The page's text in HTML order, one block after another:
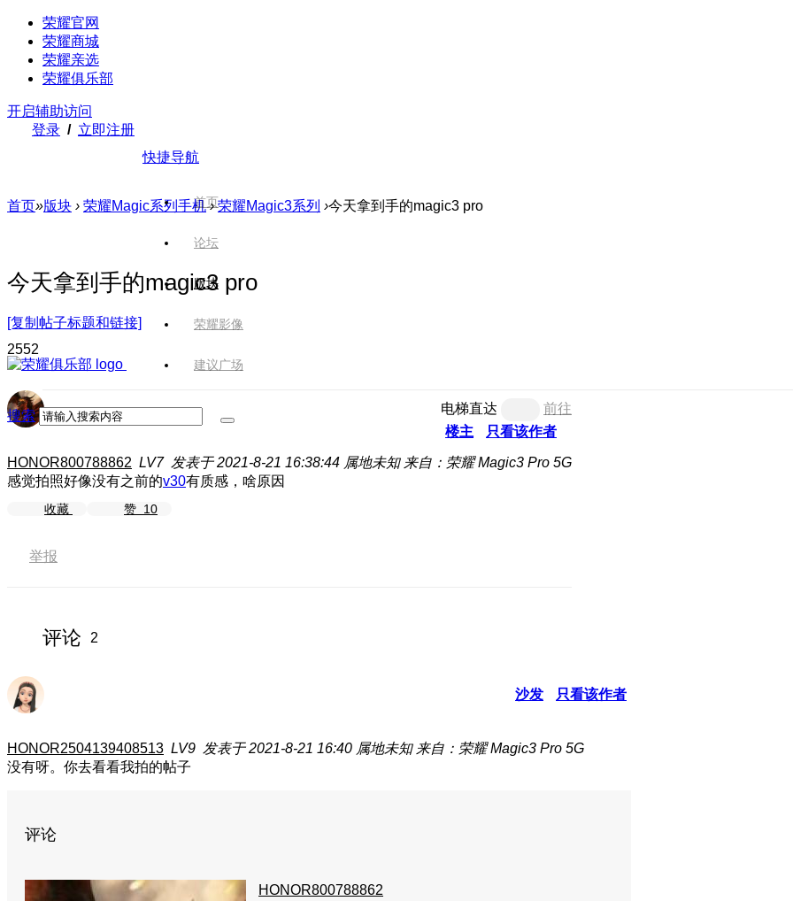
荣耀官网
荣耀商城
荣耀亲选
荣耀俱乐部
开启辅助访问
登录 / 立即注册
快捷导航
首页
论坛
版块
荣耀影像
建议广场
搜索
首页»版块 › 荣耀Magic系列手机 › 荣耀Magic3系列 ›今天拿到手的magic3 pro
今天拿到手的magic3 pro
[复制帖子标题和链接]
2552
电梯直达
前往
楼主
只看该作者
HONOR800788862 LV7 发表于 2021-8-21 16:38:44 属地未知 来自：荣耀 Magic3 Pro 5G
感觉拍照好像没有之前的v30有质感，啥原因
收藏 赞 10
举报
评论 2
沙发 只看该作者
HONOR2504139408513 LV9 发表于 2021-8-21 16:40 属地未知 来自：荣耀 Magic3 Pro 5G
没有呀。你去看看我拍的帖子
评论
HONOR800788862